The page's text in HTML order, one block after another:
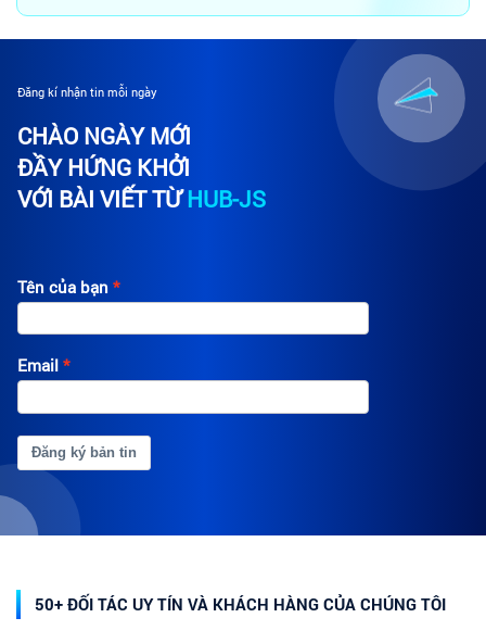
Đăng kí nhận tin mỗi ngày
CHÀO NGÀY MỚI
ĐẦY HỨNG KHỞI
VỚI BÀI VIẾT TỪHUB-JS
Tên của bạn
Email
Đăng ký bản tin
50+ ĐỐI TÁC UY TÍN VÀ KHÁCH HÀNG CỦA CHÚNG TÔI